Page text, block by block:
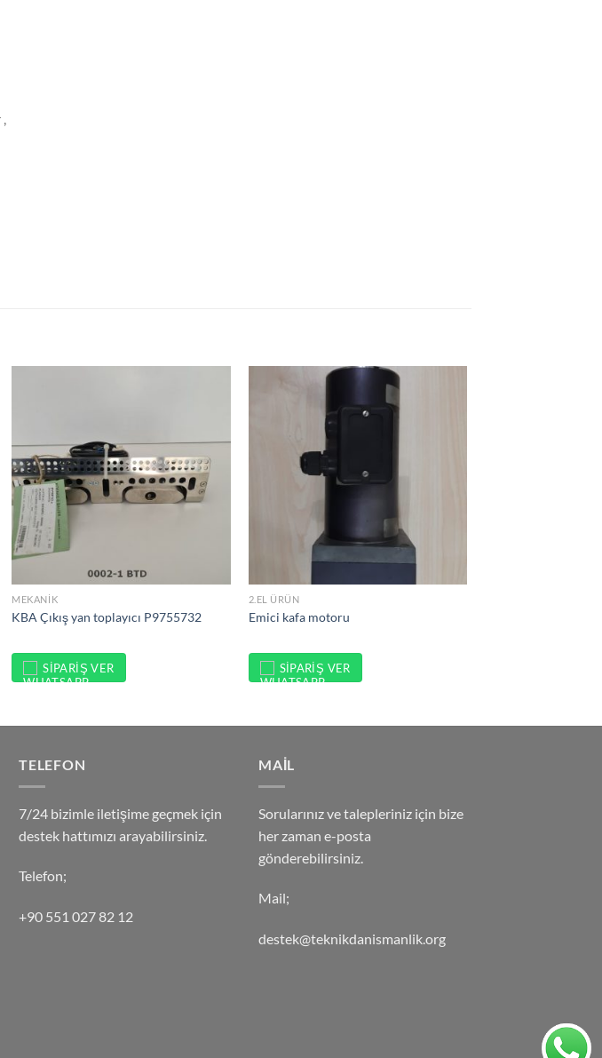
MEKANIK
KBA Çıkış yan toplayıcı P9755732
SIPARIŞ VER
2.EL ÜRÜN
Emici kafa motoru
SIPARIŞ VER
TELEFON
7/24 bizimle iletişime geçmek için
destek hattımızı arayabilirsiniz.
Telefon;
+90 551 027 82 12
MAİL
Sorularınız ve talepleriniz için bize
her zaman e-posta
gönderebilirsiniz.
Mail;
destek@teknikdanismanlik.org